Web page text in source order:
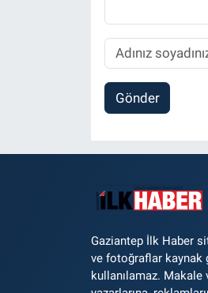
Gönder
Gaziantep İlk Haber
ve fotoğraflar kaynak
kullanılamaz. Makale